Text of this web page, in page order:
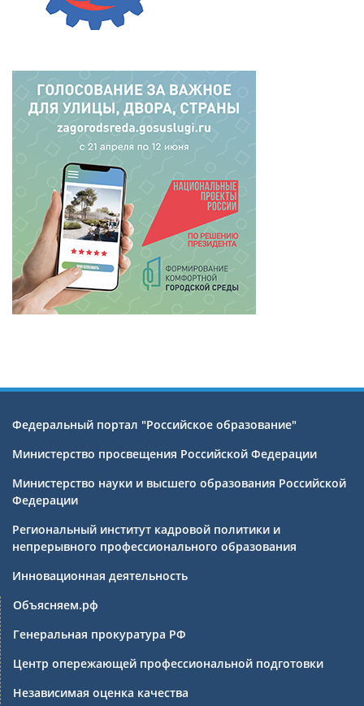
Федеральный портал "Российское образование"
Министерство просвещения Российской Федерации
Министерство науки и высшего образования Российской
Федерации
Региональный институт кадровой политики и
непрерывного профессионального образования
Инновационная деятельность
Объясняем.рф
Генеральная прокуратура РФ
Центр опережающей профессиональной подготовки
Независимая оценка качества